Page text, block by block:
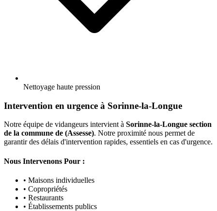
Nettoyage haute pression
Intervention en urgence à Sorinne-la-Longue
Notre équipe de vidangeurs intervient à Sorinne-la-Longue section
de la commune de (Assesse). Notre proximité nous permet de
garantir des délais d'intervention rapides, essentiels en cas d'urgence.
Nous Intervenons Pour :
• Maisons individuelles
• Copropriétés
• Restaurants
• Établissements publics